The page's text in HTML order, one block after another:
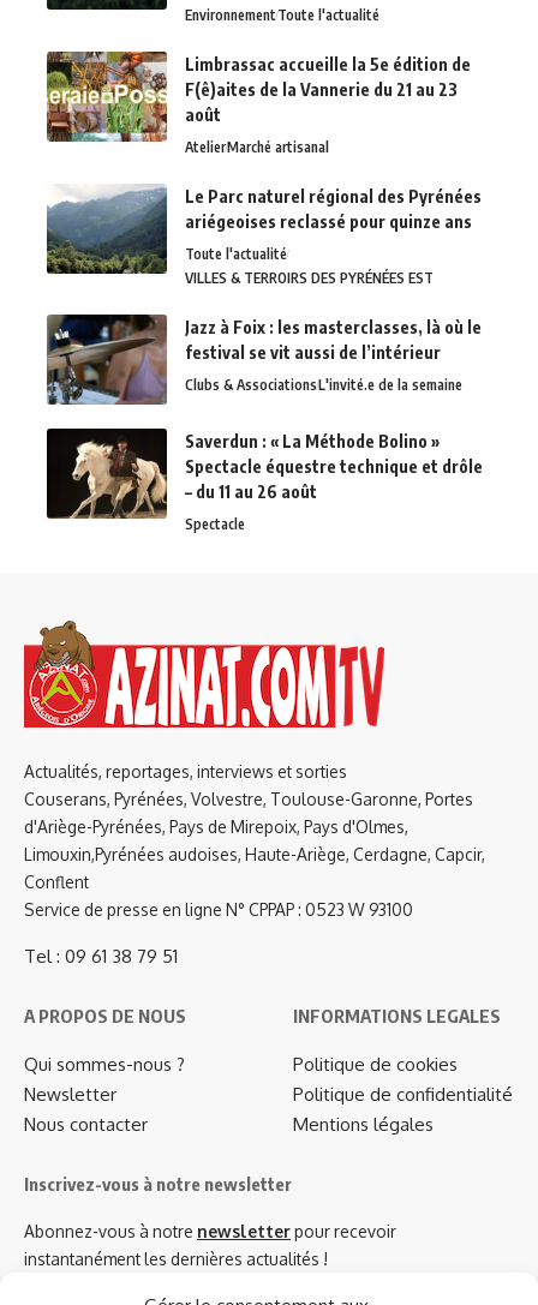
EnvironnementToute l'actualité
Limbrassac accueille la 5e édition de
F(ê)aites de la Vannerie du 21 au 23
août
AtelierMarché artisanal
Le Parc naturel régional des Pyrénées
ariégeoises reclassé pour quinze ans
Toute l'actualité
VILLES & TERROIRS DES PYRÉNÉES EST
Jazz à Foix : les masterclasses, là où le
festival se vit aussi de l’intérieur
Clubs & AssociationsL'invité.e de la semaine
Saverdun : « La Méthode Bolino »
Spectacle équestre technique et drôle
– du 11 au 26 août
Spectacle
Actualités, reportages, interviews et sorties
Couserans, Pyrénées, Volvestre, Toulouse-Garonne, Portes
d'Ariège-Pyrénées, Pays de Mirepoix, Pays d'Olmes,
Limouxin,Pyrénées audoises, Haute-Ariège, Cerdagne, Capcir,
Conflent
Service de presse en ligne N° CPPAP : 0523 W 93100
Tel : 09 61 38 79 51
A PROPOS DE NOUS
Qui sommes-nous ?
Newsletter
Nous contacter
INFORMATIONS LEGALES
Politique de cookies
Politique de confidentialité
Mentions légales
Inscrivez-vous à notre newsletter
Abonnez-vous à notre newsletterpour recevoir
instantanément les dernières actualités !